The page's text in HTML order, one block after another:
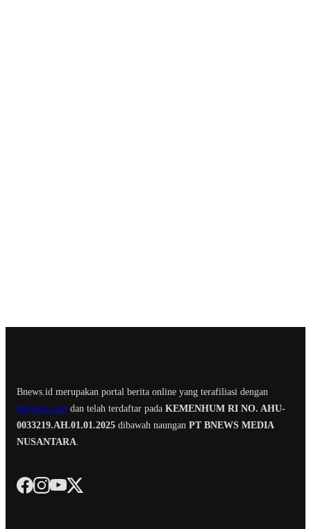
Bnews.id merupakan portal berita online yang terafiliasi dengan
bnewstv.com dan telah terdaftar pada KEMENHUM RI NO. AHU-
0033219.AH.01.01.2025 dibawah naungan PT BNEWS MEDIA
NUSANTARA.